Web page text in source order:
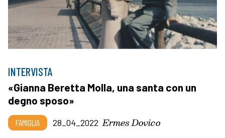
INTERVISTA
«Gianna Beretta Molla, una santa con un
degno sposo»
FAMIGLIA 28_04_2022 Ermes Dovico